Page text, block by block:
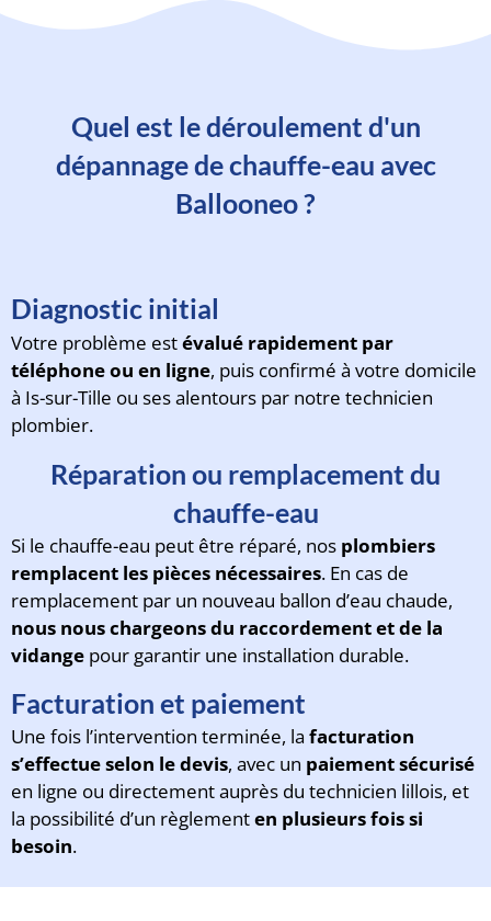
Quel est le déroulement d'un
dépannage de chauffe-eau avec
Ballooneo ?
Diagnostic initial
Votre problème estévalué rapidement par
téléphone ou en ligne, puis confirmé à votre domicile
à Is-sur-Tille ou ses alentours par notre technicien
plombier.
Réparation ou remplacement du
chauffe-eau
Si le chauffe-eau peut être réparé, nos plombiers
remplacent les pièces nécessaires. En cas de
remplacement par un nouveau ballon d’eau chaude,
nous nous chargeons du raccordement et de la
vidange pour garantir une installation durable.
Facturation et paiement
Une fois l’intervention terminée, la facturation
s’effectue selon le devis, avec un paiement sécurisé
en ligne ou directement auprès du technicien lillois, et
la possibilité d’un règlementen plusieurs fois si
besoin.